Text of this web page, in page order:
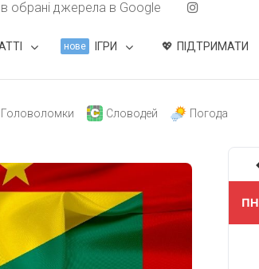
обрані джерела в Google
нове ІГРИ ПІДТРИМАТИ
Головоломки Словодей Погода
ПН